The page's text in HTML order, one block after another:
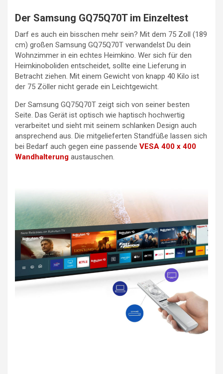
Der Samsung GQ75Q70T im Einzeltest
Darf es auch ein bisschen mehr sein? Mit dem 75 Zoll (189
cm) großen Samsung GQ75Q70T verwandelst Du dein
Wohnzimmer in ein echtes Heimkino. Wer sich für den
Heimkinoboliden entscheidet, sollte eine Lieferung in
Betracht ziehen. Mit einem Gewicht von knapp 40 Kilo ist
der 75 Zöller nicht gerade ein Leichtgewicht.
Der Samsung GQ75Q70T zeigt sich von seiner besten
Seite. Das Gerät ist optisch wie haptisch hochwertig
verarbeitet und sieht mit seinem schlanken Design auch
ansprechend aus. Die mitgelieferten Standfüße lassen sich
bei Bedarf auch gegen eine passende VESA 400 x 400
Wandhalterung austauschen.